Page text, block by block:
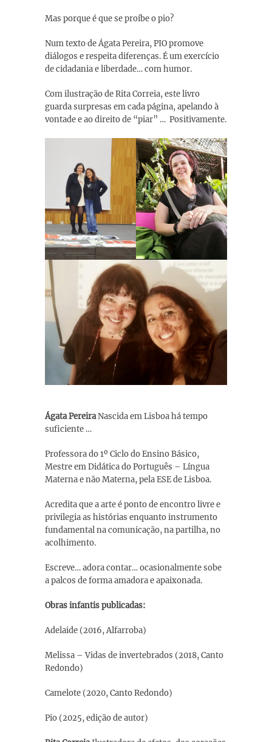
Mas porque é que se proíbe o pio?
Num texto de Ágata Pereira, PIO promove
diálogos e respeita diferenças. É um exercício
de cidadania e liberdade… com humor.
Com ilustração de Rita Correia, este livro
guarda surpresas em cada página, apelando à
vontade e ao direito de “piar” … Positivamente.
Ágata PereiraNascida em Lisboa há tempo
suficiente …
Professora do 1º Ciclo do Ensino Básico,
Mestre em Didática do Português – Língua
Materna e não Materna, pela ESE de Lisboa.
Acredita que a arte é ponto de encontro livre e
privilegia as histórias enquanto instrumento
fundamental na comunicação, na partilha, no
acolhimento.
Escreve… adora contar… ocasionalmente sobe
a palcos de forma amadora e apaixonada.
Obras infantis publicadas:
Adelaide (2016, Alfarroba)
Melissa – Vidas de invertebrados (2018, Canto
Redondo)
Camelote (2020, Canto Redondo)
Pio (2025, edição de autor)